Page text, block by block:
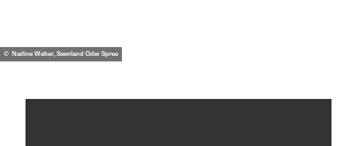
© Nadine Weber, Seenland Oder Spree